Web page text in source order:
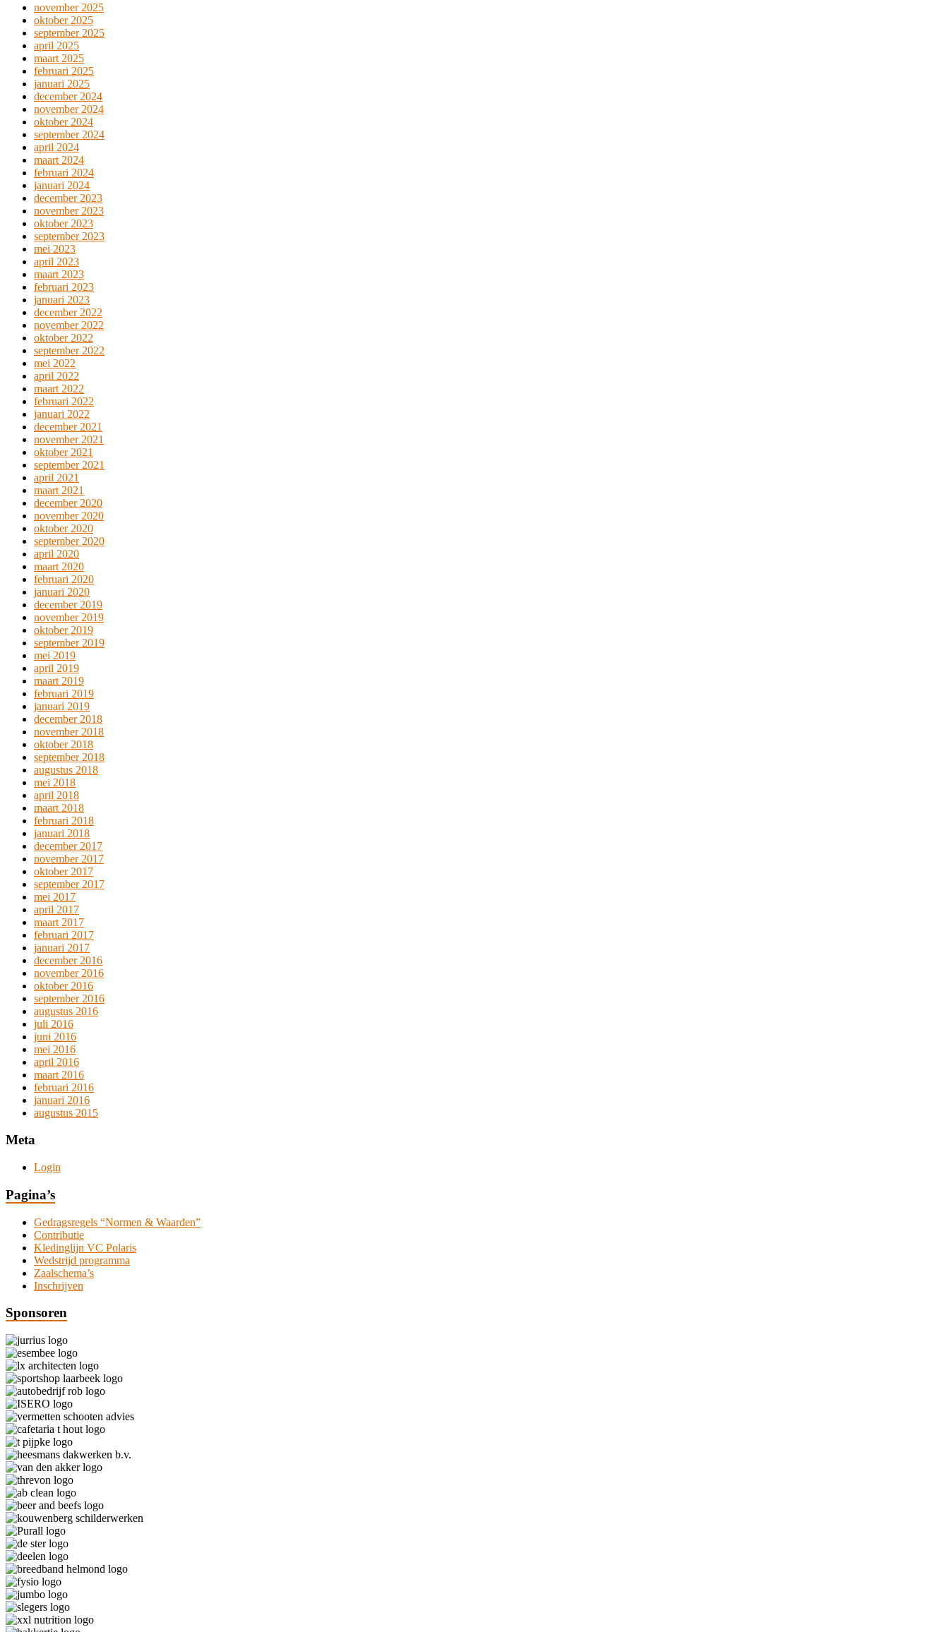
november 2025
oktober 2025
september 2025
april 2025
maart 2025
februari 2025
januari 2025
december 2024
november 2024
oktober 2024
september 2024
april 2024
maart 2024
februari 2024
januari 2024
december 2023
november 2023
oktober 2023
september 2023
mei 2023
april 2023
maart 2023
februari 2023
januari 2023
december 2022
november 2022
oktober 2022
september 2022
mei 2022
april 2022
maart 2022
februari 2022
januari 2022
december 2021
november 2021
oktober 2021
september 2021
april 2021
maart 2021
december 2020
november 2020
oktober 2020
september 2020
april 2020
maart 2020
februari 2020
januari 2020
december 2019
november 2019
oktober 2019
september 2019
mei 2019
april 2019
maart 2019
februari 2019
januari 2019
december 2018
november 2018
oktober 2018
september 2018
augustus 2018
mei 2018
april 2018
maart 2018
februari 2018
januari 2018
december 2017
november 2017
oktober 2017
september 2017
mei 2017
april 2017
maart 2017
februari 2017
januari 2017
december 2016
november 2016
oktober 2016
september 2016
augustus 2016
juli 2016
juni 2016
mei 2016
april 2016
maart 2016
februari 2016
januari 2016
augustus 2015
Meta
Login
Pagina’s
Gedragsregels “Normen & Waarden”
Contributie
Kledinglijn VC Polaris
Wedstrijd programma
Zaalschema’s
Inschrijven
Sponsoren